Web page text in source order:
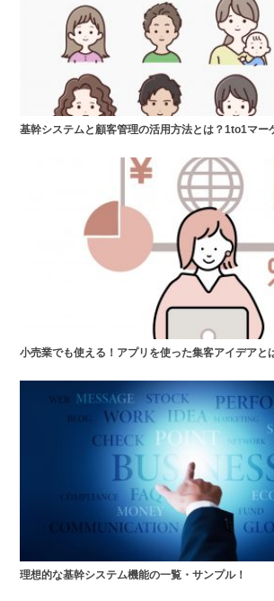
基幹システムと顧客管理の活用方法とは？1to1マー
小売業でも使える！アプリを使った集客アイデアと
理想的な基幹システム機能の一覧・サンプル！